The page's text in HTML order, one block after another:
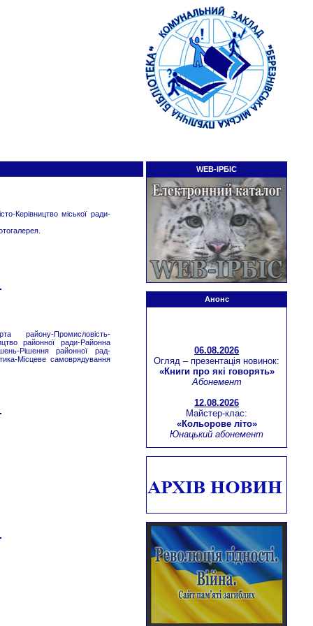
Керівництво міської ради-
району-Промисловість-
районної ради-Районна
Рішення районної рад-
Місцеве самоврядування
WEB-ІРБІС
Анонс
Огляд – презентація новинок:
«Книги про які говорять»
Абонемент
Майстер-клас:
«Кольорове літо»
Юнацький абонемент
Інтерактивний воркшоп:
Віртуальна мандрівка:
м.Тромсе (Норвегія)»
Абонемент
13.08.2026
Літературний екскурс:
«Зачинатель історичного
роману – Вальтер Скотт»
Юнацький абонемент
16.08.2026
Літературна сторінка: